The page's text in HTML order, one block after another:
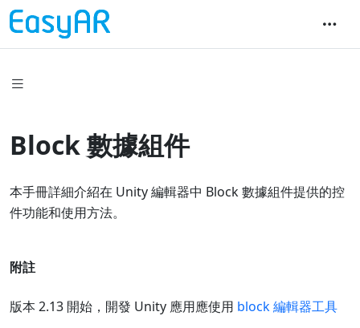
Block 數據組件
本手冊詳細介紹在 Unity 編輯器中 Block 數據組件提供的控
件功能和使用方法。
附註
版本 2.13 開始，開發 Unity 應用應使用 block 編輯器工具